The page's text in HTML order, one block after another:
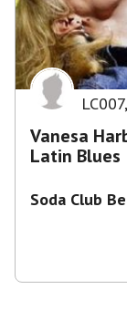
LC007,
Vanesa
Latin Blues
Soda Club